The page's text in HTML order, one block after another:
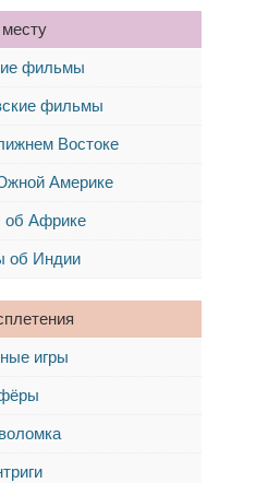
фильмы
фильмы
Востоке
Америке
Африке
об Индии
игры